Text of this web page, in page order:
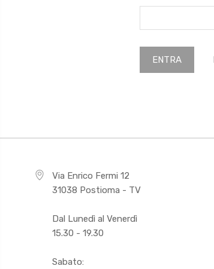
Via Enrico Fermi 12
31038 Postioma - TV
Dal Lunedì al Venerdì
15.30 - 19.30
Sabato: